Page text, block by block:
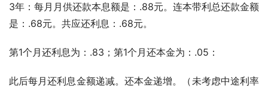
3年：每月月供还款本息额是：.88元。连本带利总还款金额
是：.68元。共应还利息：.68元。
第1个月还利息为：.83；第1个月还本金为：.05：
此后每月还利息金额递减。还本金递增。（未考虑中途利率